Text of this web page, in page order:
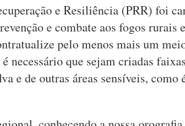
e Resiliência (PRR) foi
e combate aos fogos rurais
pelo menos mais um
necessário que sejam criadas
e de outras áreas sensíveis, como